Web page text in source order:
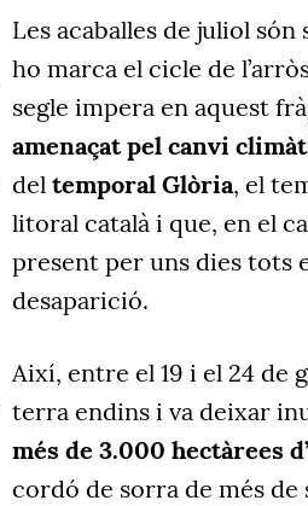
Les acaballes de juliol
ho marca el cicle de
segle impera en aquest
amenaçat pel canvi
del temporal Glòria, el
litoral català i que, en el
present per uns dies tots
desaparició.
Així, entre el 19 i el 24 de
terra endins i va deixar
més de 3.000 hectàrees
cordó de sorra de més